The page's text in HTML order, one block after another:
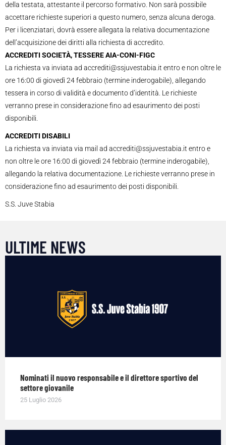
della testata, attestante il percorso formativo. Non sarà possibile
accettare richieste superiori a questo numero, senza alcuna deroga.
Per i licenziatari, dovrà essere allegata la relativa documentazione
dell’acquisizione dei diritti alla richiesta di accredito.
ACCREDITI SOCIETÀ, TESSERE AIA-CONI-FIGC
La richiesta va inviata ad accrediti@ssjuvestabia.it entro e non oltre le
ore 16:00 di giovedì 24 febbraio (termine inderogabile), allegando
tessera in corso di validità e documento d’identità. Le richieste
verranno prese in considerazione fino ad esaurimento dei posti
disponibili.
ACCREDITI DISABILI
La richiesta va inviata via mail ad accrediti@ssjuvestabia.it entro e
non oltre le ore 16:00 di giovedì 24 febbraio (termine inderogabile),
allegando la relativa documentazione. Le richieste verranno prese in
considerazione fino ad esaurimento dei posti disponibili.
S.S. Juve Stabia
ULTIME NEWS
Nominati il nuovo responsabile e il direttore sportivo del
settore giovanile
25 Luglio 2026